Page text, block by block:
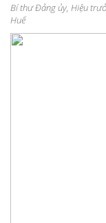
Bí thư Đảng ủy, Hiệu
Huế